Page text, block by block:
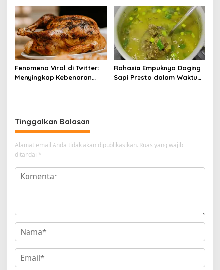
Panduannya
Fenomena Viral di Twitter:
Menyingkap Kebenaran
Rahasia Empuknya Daging
Sapi Presto dalam Waktu
Tinggalkan Balasan
Alamat email Anda tidak akan dipublikasikan. Ruas yang wajib
ditandai *